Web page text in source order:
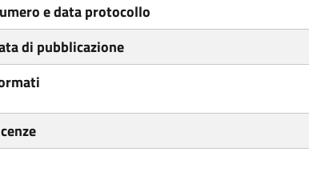
e data protocollo
di pubblicazione